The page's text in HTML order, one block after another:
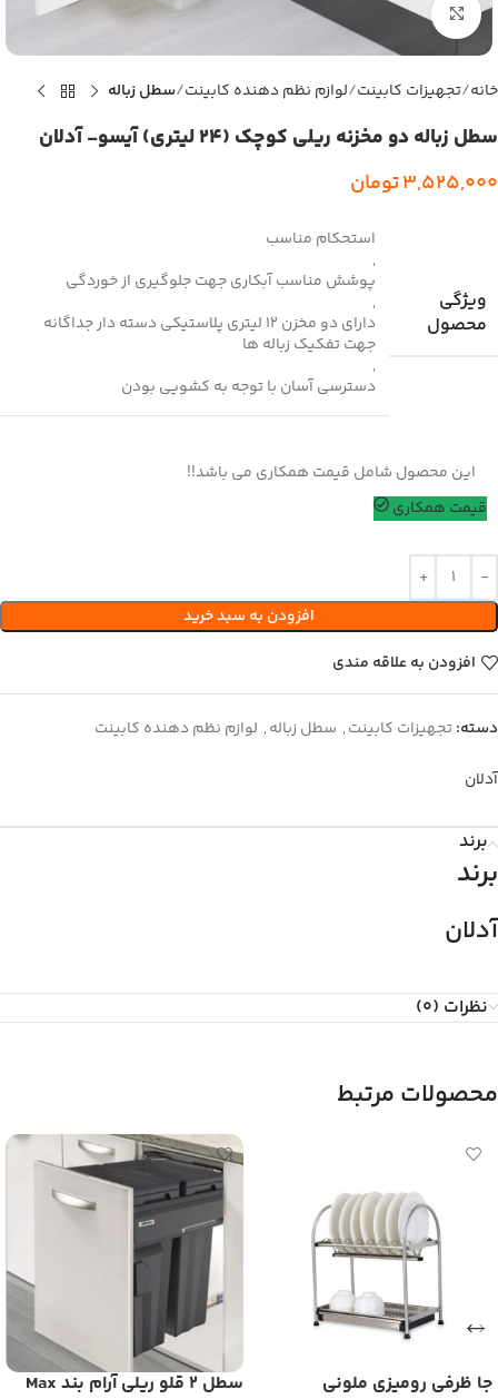
بزرگنمایی تصویر
خانه تجهیزات کابینت لوازم نظم دهنده کابینت سطل زباله
سطل زباله دو مخزنه ریلی کوچک (24 لیتری) آیسو- آدلان
3,525,000تومان
ویژگی
محصول
استحکام مناسب
,
پوشش مناسب آبکاری جهت جلوگیری از خوردگی
,
دارای دو مخزن 12 لیتری پلاستیکی دسته دار جداگانه
جهت تفکیک زباله ها
,
دسترسی آسان با توجه به کشویی بودن
این محصول شامل قیمت همکاری می باشد!!
قیمت همکاری
افزودن به سبد خرید
افزودن به علاقه مندی
دسته:تجهیزات کابینت, سطل زباله, لوازم نظم دهنده کابینت
آدلان
برند
برند
آدلان
نظرات (0)
محصولات مرتبط
جا ظرفی رومیزی ملونی
سطل 2 قلو ریلی آرام بند Max